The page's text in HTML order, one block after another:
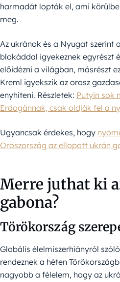
harmadát lopták el, ami
meg.
Az ukránok és a Nyugat szerint
blokáddal igyekeznek egyrészt
előidézni a világban, másrészt
Kreml igyekszik az orosz
enyhíteni. Részletek: Putyin sok
Erdogánnak, csak oldják fel a
Ugyancsak érdekes, hogy
Oroszország az ellopott ukrán
Merre juthat ki
gabona?
Törökország
Globális élelmiszerhiányról
rendeznek a héten
nagyobb a félelem, hogy az